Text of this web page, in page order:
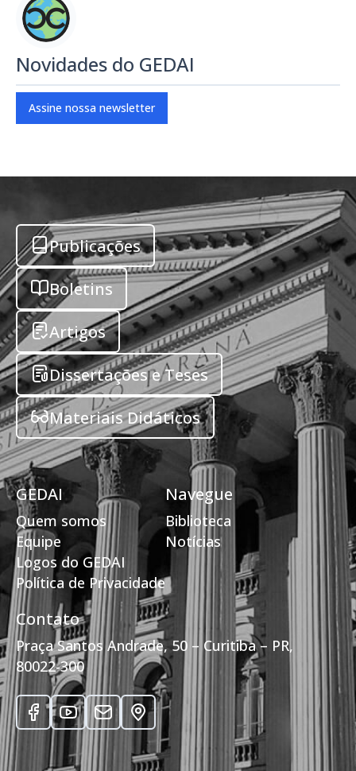
Novidades do GEDAI
Assine nossa newsletter
Publicações
Boletins
Artigos
Dissertações e Teses
Materiais Didáticos
GEDAI
Quem somos
Equipe
Logos do GEDAI
Política de Privacidade
Navegue
Biblioteca
Notícias
Contato
Praça Santos Andrade, 50 – Curitiba – PR,
80022-300